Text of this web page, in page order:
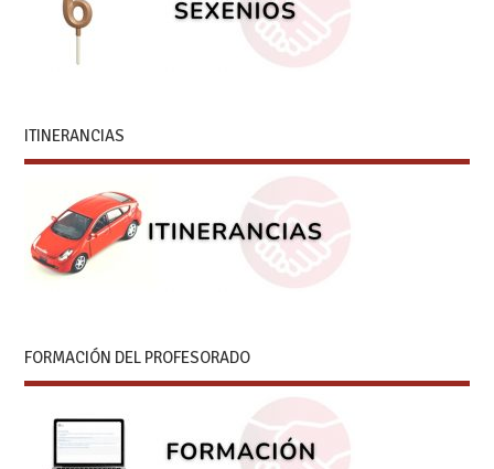
ITINERANCIAS
FORMACIÓN DEL PROFESORADO